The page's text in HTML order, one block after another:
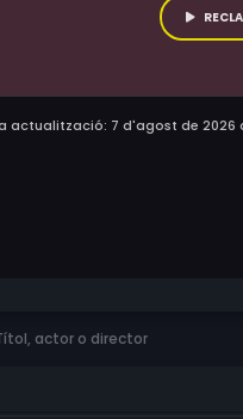
actualització: 7 d'agost de 2026